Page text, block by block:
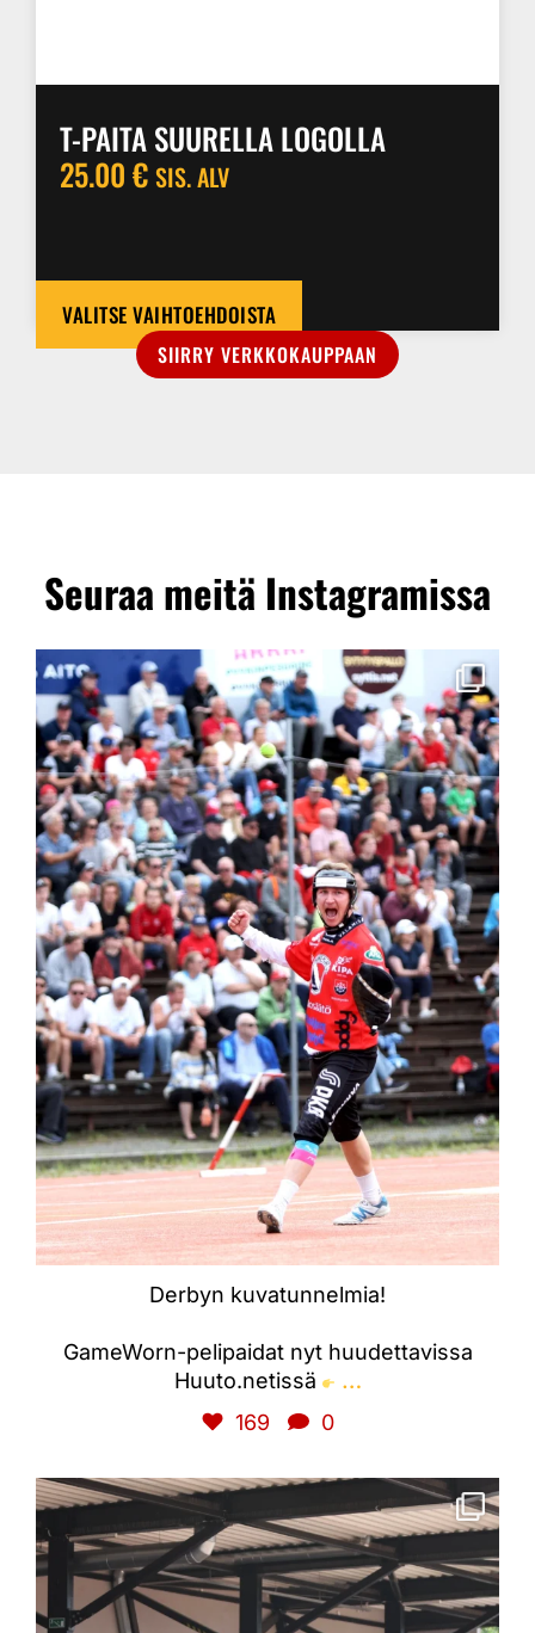
T-PAITA SUURELLA LOGOLLA
25.00€ SIS. ALV
VALITSE VAIHTOEHDOISTA
SIIRRY VERKKOKAUPPAAN
Seuraa meitä Instagramissa
kiteenpallo90
Derbyn kuvatunnelmia!
GameWorn-pelipaidat nyt huudettavissa Huuto.netissä
https://www.huuto.net/haku?seller_id=3185130&status=N
: @kervisenmikko
#kipasydän #kipa90 #pesis #kitee #sudenhetki
Elo 10
169 0
Derbyn kuvatunnelmia!
GameWorn-pelipaidat nyt huudettavissa
Huuto.netissä
…
169 0
kiteenpallo90
2321 kertaa KIITOS!
Jatketaan samalla tavalla!
#kipasydän #kipa90 #pesis #kitee #sudenhetki
Elo 10